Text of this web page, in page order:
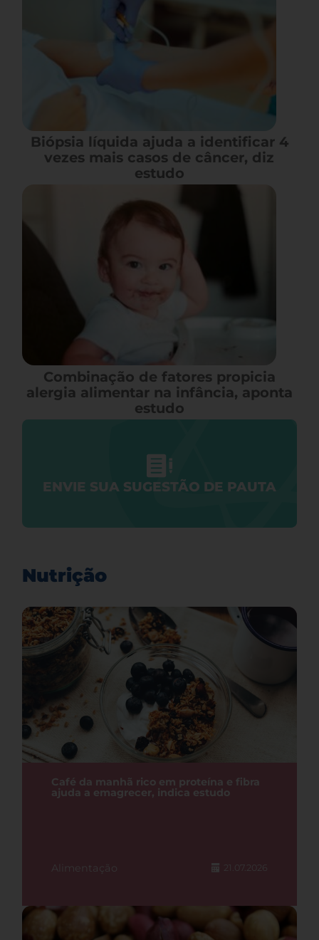
Biópsia líquida ajuda a identificar 4
vezes mais casos de câncer, diz
estudo
Combinação de fatores propicia
alergia alimentar na infância, aponta
estudo
ENVIE SUA SUGESTÃO DE PAUTA
Nutrição
Café da manhã rico em proteína e fibra
ajuda a emagrecer, indica estudo
Alimentação 21.07.2026